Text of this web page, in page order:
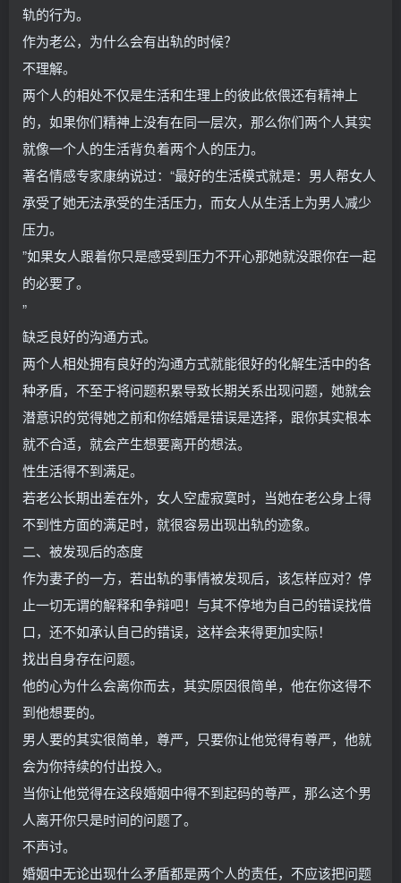
轨的行为。
作为老公，为什么会有出轨的时候？
不理解。
两个人的相处不仅是生活和生理上的彼此依偎还有精神上
的，如果你们精神上没有在同一层次，那么你们两个人其实
就像一个人的生活背负着两个人的压力。
著名情感专家康纳说过：“最好的生活模式就是：男人帮女人
承受了她无法承受的生活压力，而女人从生活上为男人减少
压力。
”如果女人跟着你只是感受到压力不开心那她就没跟你在一起
的必要了。
”
缺乏良好的沟通方式。
两个人相处拥有良好的沟通方式就能很好的化解生活中的各
种矛盾，不至于将问题积累导致长期关系出现问题，她就会
潜意识的觉得她之前和你结婚是错误是选择，跟你其实根本
就不合适，就会产生想要离开的想法。
性生活得不到满足。
若老公长期出差在外，女人空虚寂寞时，当她在老公身上得
不到性方面的满足时，就很容易出现出轨的迹象。
二、被发现后的态度
作为妻子的一方，若出轨的事情被发现后，该怎样应对？停
止一切无谓的解释和争辩吧！与其不停地为自己的错误找借
口，还不如承认自己的错误，这样会来得更加实际！
找出自身存在问题。
他的心为什么会离你而去，其实原因很简单，他在你这得不
到他想要的。
男人要的其实很简单，尊严，只要你让他觉得有尊严，他就
会为你持续的付出投入。
当你让他觉得在这段婚姻中得不到起码的尊严，那么这个男
人离开你只是时间的问题了。
不声讨。
婚姻中无论出现什么矛盾都是两个人的责任，不应该把问题